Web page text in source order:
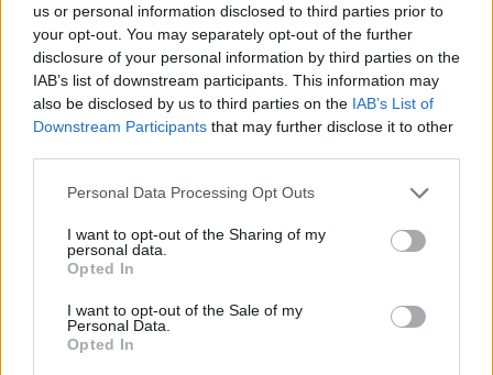
us or personal information disclosed to third parties prior to
your opt-out. You may separately opt-out of the further
disclosure of your personal information by third parties on the
IAB’s list of downstream participants. This information may
also be disclosed by us to third parties on the IAB’s List of
Downstream Participants that may further disclose it to other
Please note that this website/app uses one or more Google
not limited to your visit or usage behaviour. You may click to
grant or deny consent to Google and its third-party tags to
use your data for below specified purposes in below Google
consent section.
Personal Data Processing Opt Outs
I want to opt-out of the Sharing of my
personal data.
Opted In
I want to opt-out of the Sale of my
Personal Data.
Opted In
Curso de verano de la Universidad de La
Rioja finaliza con celebración
gastronómica
La Universidad de La Rioja despidió a 60…
CRÓNICA